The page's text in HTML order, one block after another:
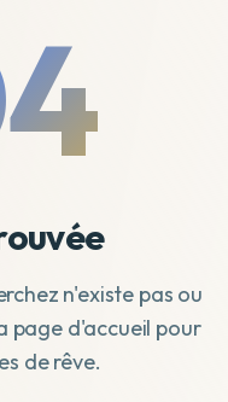
n'existe pas ou
page d'accueil pour
de rêve.